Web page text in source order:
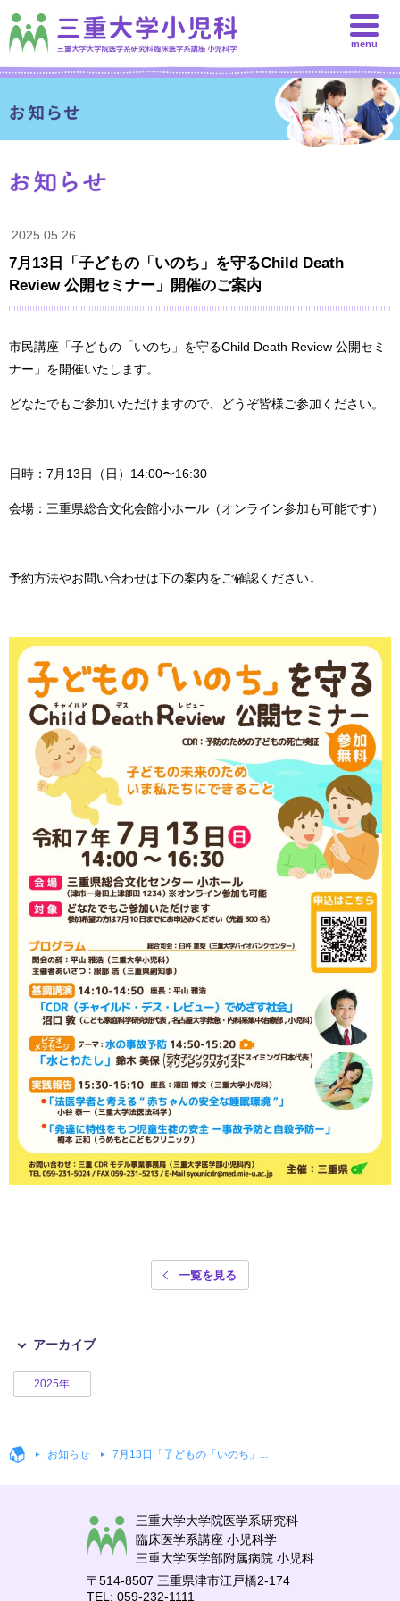
menu
2025.05.26
7月13日「子どもの「いのち」を守るChild Death
Review 公開セミナー」開催のご案内
市民講座「子どもの「いのち」を守るChild Death Review 公開セミ
ナー」を開催いたします。
どなたでもご参加いただけますので、どうぞ皆様ご参加ください。
日時：7月13日（日）14:00〜16:30
会場：三重県総合文化会館小ホール（オンライン参加も可能です）
予約方法やお問い合わせは下の案内をご確認ください↓
一覧を見る
アーカイブ
2025年
お知らせ 7月13日「子どもの「いのち」...
三重大学大学院医学系研究科
臨床医学系講座 小児科学
三重大学医学部附属病院 小児科
〒514-8507 三重県津市江戸橋2-174
TEL: 059-232-1111